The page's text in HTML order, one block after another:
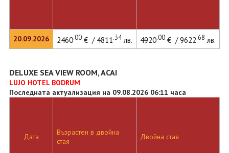
20.09.2026 2460.00€ / 4811.34лв. 4920.00€ / 9622.68 лв.
DELUXE SEA VIEW ROOM, ACAI
LUJO HOTEL BODRUM
Последната актуализация на 09.08.2026 06:11 часа
Дата
Възрастен в двойна
стая
Двойна стая